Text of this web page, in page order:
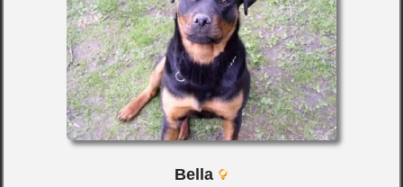
Bella